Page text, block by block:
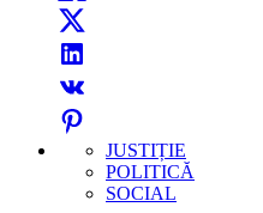
JUSTIȚIE
POLITICĂ
SOCIAL